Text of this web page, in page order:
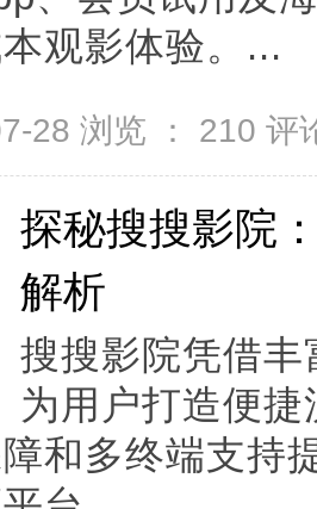
观影体验。...
28 浏览 ： 210 评
探秘搜搜影院
解析
搜搜影院凭借
为用户打造便
和多终端支持